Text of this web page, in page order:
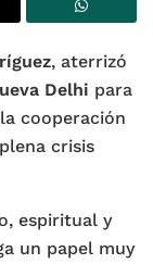
, aterrizó
Delhi para
cooperación
crisis
espiritual y
un papel muy